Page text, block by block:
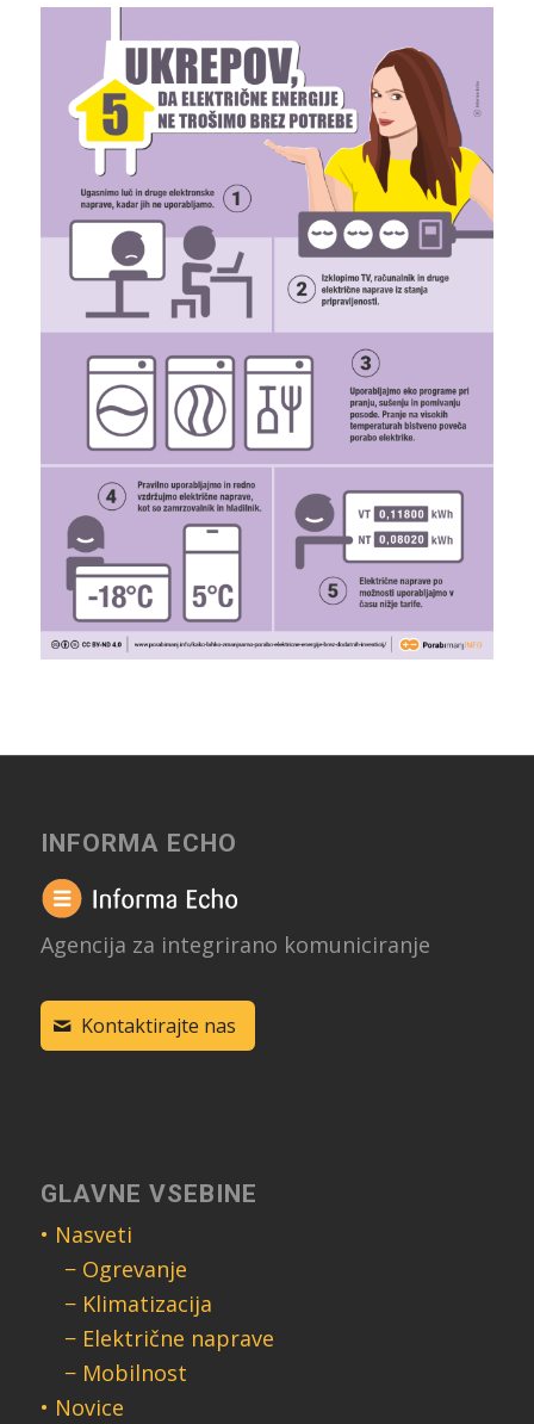
INFORMA ECHO
Agencija za integrirano komuniciranje
Kontaktirajte nas
GLAVNE VSEBINE
• Nasveti
− Ogrevanje
− Klimatizacija
− Električne naprave
− Mobilnost
• Novice